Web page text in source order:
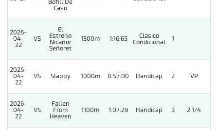
Bofill De
Caso
2026-
04-
22
VS
El
Estreno
Nicanor
Señoret
1300m 1:16:65
Clasico
Condicional
1
2026-
04-
22
VS Slappy 1000m 0:57:00 Handicap 2 VP
2026-
04-
22
VS
Fallen
From
Heaven
1100m 1:07:29 Handicap 3 2 1/4